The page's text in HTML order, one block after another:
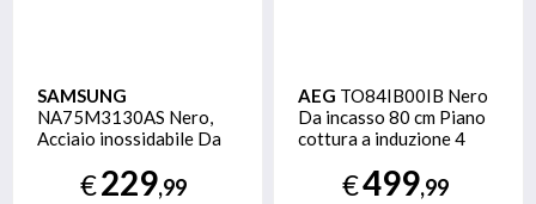
SAMSUNG
NA75M3130AS Nero,
Acciaio inossidabile Da
€229,99
AEG TO84IB00IB Nero
Da incasso 80 cm Piano
cottura a induzione 4
€499,99